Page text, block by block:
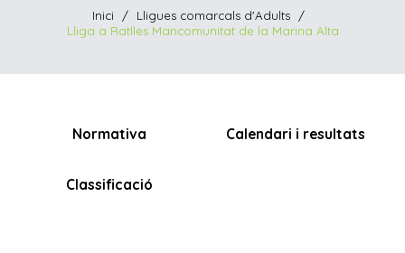
Inici / Lligues comarcals d'Adults
/
Lliga a Ratlles Mancomunitat de la Marina Alta
Normativa Calendari i resultats
Classificació